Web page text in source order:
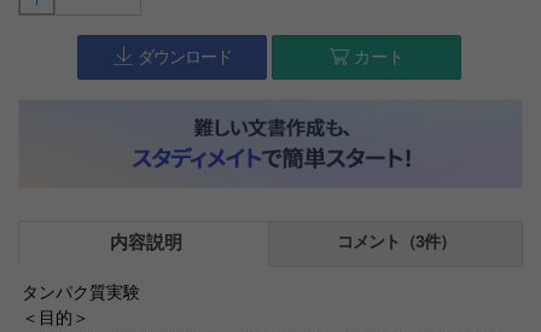
ダウンロード カート
内容説明 コメント（3件）
タンパク質実験
＜目的＞